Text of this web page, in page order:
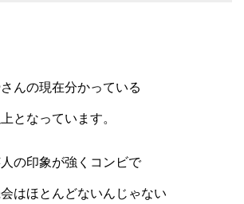
さんの現在分かっている
となっています。
の印象が強くコンビで
はほとんどないんじゃない